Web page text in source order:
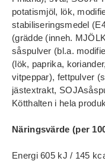
potatismjöl, lök,
stabiliseringsmedel
(grädde (inneh.
såspulver (bl.a.
(lök, paprika,
vitpeppar), fettpulver
jästextrakt,
Kötthalten i hela
Näringsvärde (per
Energi 605 kJ / 145